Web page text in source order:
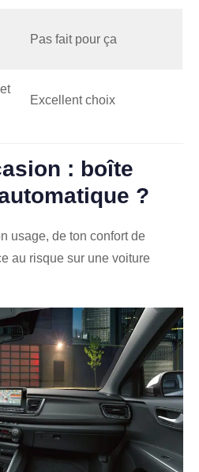
Pas fait pour ça
Excellent choix
: boîte
?
usage, de ton confort de
au risque sur une voiture